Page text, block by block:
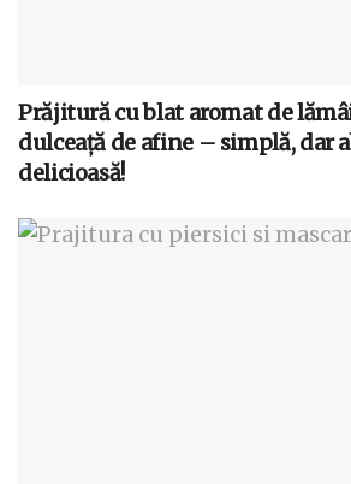
Prăjitură cu blat aromat de
dulceață de afine – simplă, dar
delicioasă!